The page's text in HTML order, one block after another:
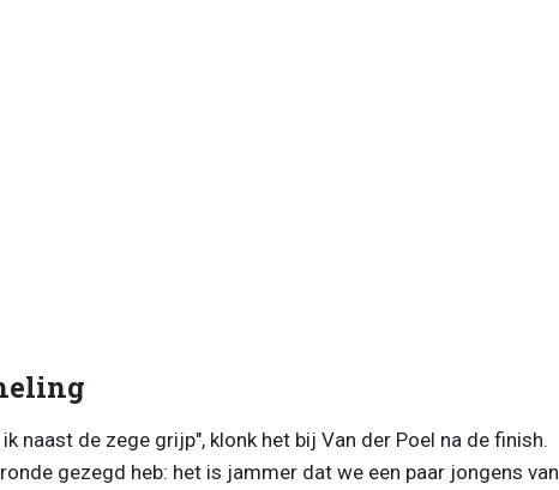
naast de zege grijp", klonk het bij Van der Poel na de finish.
gezegd heb: het is jammer dat we een paar jongens van